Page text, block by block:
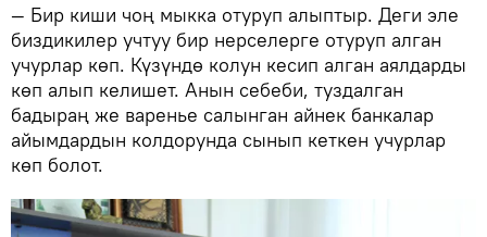
— Бир киши чоң мыкка отуруп алыптыр. Деги эле
биздикилер учтуу бир нерселерге отуруп алган
учурлар көп. Күзүндө колун кесип алган аялдарды
көп алып келишет. Анын себеби, туздалган
бадыраң же варенье салынган айнек банкалар
айымдардын колдорунда сынып кеткен учурлар
көп болот.